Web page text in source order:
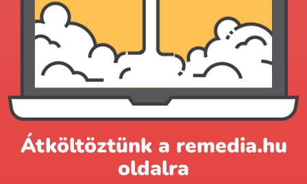
Átköltöztünk a remedia.hu
oldalra